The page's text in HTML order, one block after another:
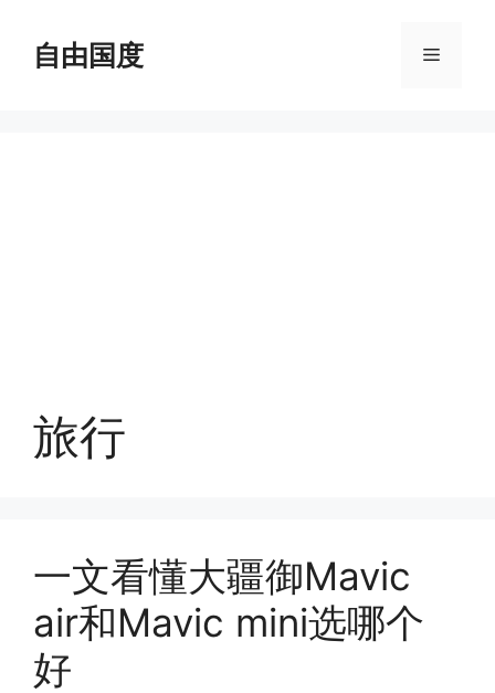
自由国度 菜
旅行
一文看懂大疆御Mavic
air和Mavic mini选哪个
好